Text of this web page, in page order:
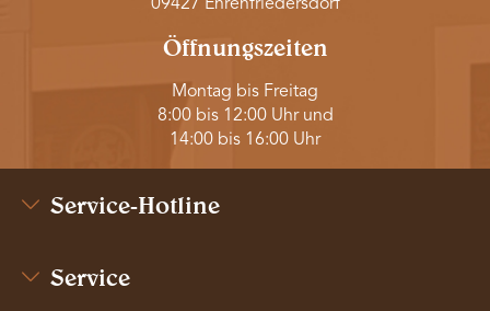
Öffnungszeiten
Montag bis Freitag
8:00 bis 12:00 Uhr und
14:00 bis 16:00 Uhr
Service-Hotline
Service